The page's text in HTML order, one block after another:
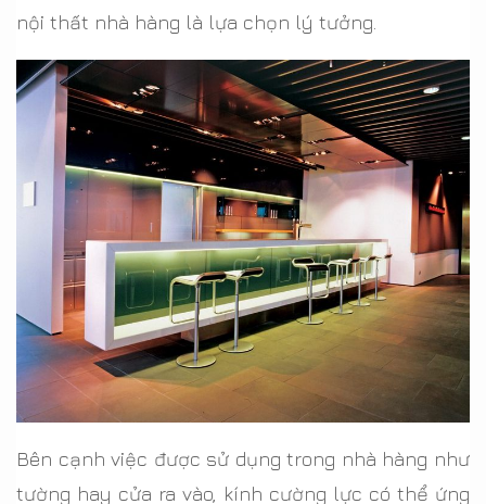
nội thất nhà hàng là lựa chọn lý tưởng.
Bên cạnh việc được sử dụng trong nhà hàng như
tường hay cửa ra vào, kính cường lực có thể ứng